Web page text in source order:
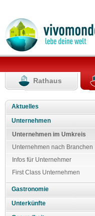
Rathaus
Aktuelles
Unternehmen
Unternehmen im Umkreis
Unternehmen nach Branchen
Infos für Unternehmer
First Class Unternehmen
Gastronomie
Unterkünfte